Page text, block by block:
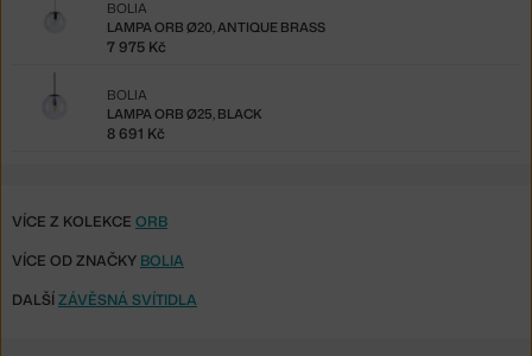
LAMPA ORB Ø20, ANTIQUE BRASS
BOLIA
7 975 Kč
LAMPA ORB Ø25, BLACK
BOLIA
8 691 Kč
VÍCE Z KOLEKCE ORB
VÍCE OD ZNAČKY BOLIA
DALŠÍ ZÁVĚSNÁ SVÍTIDLA